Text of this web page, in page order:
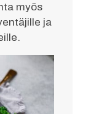
myös
ja